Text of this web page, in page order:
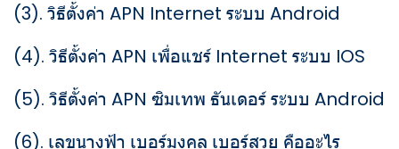
(3). วิธีตั้งค่า APN Internet ระบบ Android
(4). วิธีตั้งค่า APN เพื่อแชร์ Internet ระบบ IOS
(5). วิธีตั้งค่า APN ซิมเทพ ธันเดอร์ ระบบ Android
(6). เลขนางฟ้า เบอร์มงคล เบอร์สวย คืออะไร